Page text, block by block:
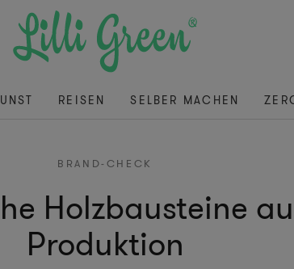
REISEN SELBER MACHEN
BRAND-CHECK
Holzbausteine
Produktion